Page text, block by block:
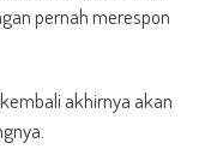
pernah merespon
akhirnya akan